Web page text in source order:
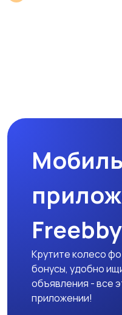
Freebby
Крутите колесо
бонусы, удобно
объявления - все
приложении!